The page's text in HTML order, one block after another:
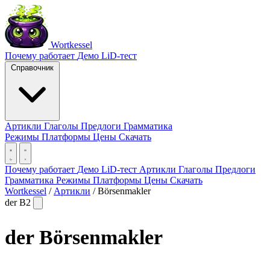
Wortkessel
Почему работает Демо LiD-тест
Справочник
Артикли Глаголы Предлоги Грамматика
Режимы Платформы Цены Скачать
Почему работает Демо LiD-тест Артикли Глаголы Предлоги
Грамматика Режимы Платформы Цены Скачать
Wortkessel / Артикли / Börsenmakler
derB2
derBörsenmakler